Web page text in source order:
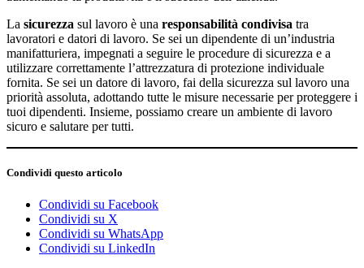
La sicurezza sul lavoro è una responsabilità condivisa tra
lavoratori e datori di lavoro. Se sei un dipendente di un’industria
manifatturiera, impegnati a seguire le procedure di sicurezza e a
utilizzare correttamente l’attrezzatura di protezione individuale
fornita. Se sei un datore di lavoro, fai della sicurezza sul lavoro una
priorità assoluta, adottando tutte le misure necessarie per proteggere i
tuoi dipendenti. Insieme, possiamo creare un ambiente di lavoro
sicuro e salutare per tutti.
Condividi questo articolo
Condividi su Facebook
Condividi su X
Condividi su WhatsApp
Condividi su LinkedIn